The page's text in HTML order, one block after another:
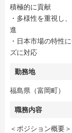
積極的に貢献
・多様性を重視し
進
・日本市場の特性
ズに対応
勤務地
福島県（富岡町）
職務内容
＜ポジション概要＞